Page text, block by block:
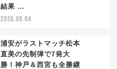
結果 …
2026.08.04
浦安がラストマッチ松本
直美の先制弾で7発大
勝！神戸＆西宮も全勝継